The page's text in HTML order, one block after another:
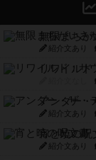
無限まちが
紹介文あり
リワイルド
アンダー・
紹介文あり
宵と暁の呪
紹介文あり